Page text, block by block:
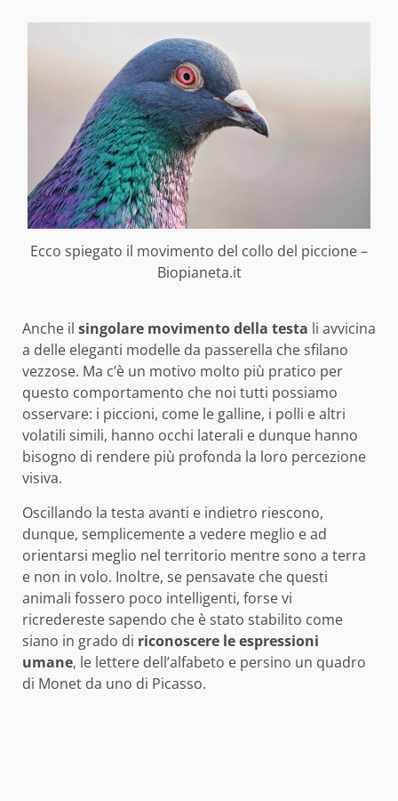
Ecco spiegato il movimento del collo del piccione –
Biopianeta.it
Anche il singolare movimento della testa li avvicina
a delle eleganti modelle da passerella che sfilano
vezzose. Ma c’è un motivo molto più pratico per
questo comportamento che noi tutti possiamo
osservare: i piccioni, come le galline, i polli e altri
volatili simili, hanno occhi laterali e dunque hanno
bisogno di rendere più profonda la loro percezione
visiva.
Oscillando la testa avanti e indietro riescono,
dunque, semplicemente a vedere meglio e ad
orientarsi meglio nel territorio mentre sono a terra
e non in volo. Inoltre, se pensavate che questi
animali fossero poco intelligenti, forse vi
ricredereste sapendo che è stato stabilito come
siano in grado di riconoscere le espressioni
umane, le lettere dell’alfabeto e persino un quadro
di Monet da uno di Picasso.